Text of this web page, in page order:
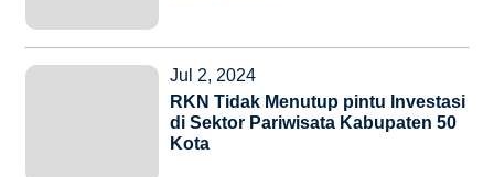
Jul 2, 2024
RKN Tidak Menutup pintu Investasi
di Sektor Pariwisata Kabupaten 50
Kota